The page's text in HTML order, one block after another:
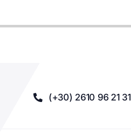
(+30) 2610 96 21 31